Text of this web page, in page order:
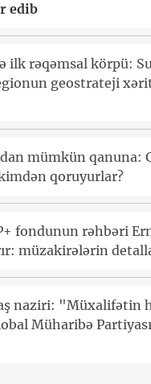
edib
ilk rəqəmsal körpü:
geostrateji
mümkün qanuna:
qoruyurlar?
fondunun rəhbəri
müzakirələrin
naziri: "Müxalifətin
Müharibə